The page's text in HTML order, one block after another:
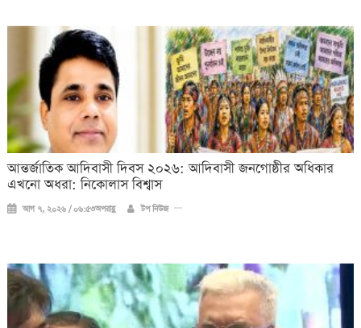
আন্তর্জাতিক আদিবাসী দিবস ২০২৬: আদিবাসী জনগোষ্ঠীর অধিকার
এখনো অধরা: নিকোলাস বিশ্বাস
আগ ৭, ২০২৬ / ০৬:৫৩অপরাহ্ণ টপ নিউজ